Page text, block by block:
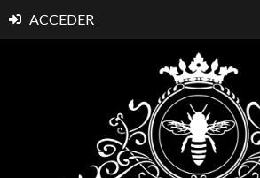
ACCEDER